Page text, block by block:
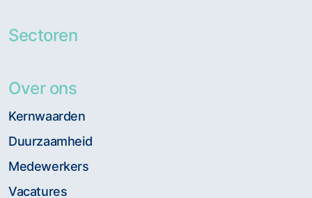
Sectoren
Over ons
Kernwaarden
Duurzaamheid
Medewerkers
Vacatures